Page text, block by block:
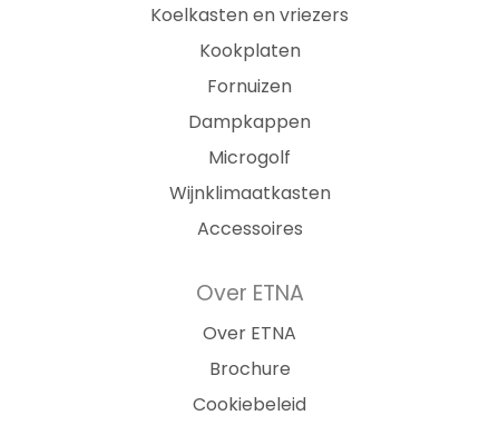
Koelkasten en vriezers
Kookplaten
Fornuizen
Dampkappen
Microgolf
Wijnklimaatkasten
Accessoires
Over ETNA
Over ETNA
Brochure
Cookiebeleid